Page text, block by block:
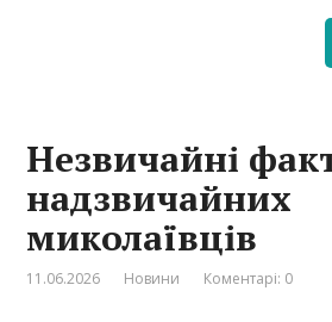
Незвичайні
надзвичайних
миколаївців
11.06.2026 Новини Коментарі: 0